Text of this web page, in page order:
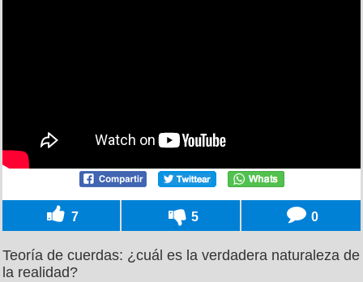
7 5 0
Teoría de cuerdas: ¿cuál es la verdadera naturaleza de
la realidad?